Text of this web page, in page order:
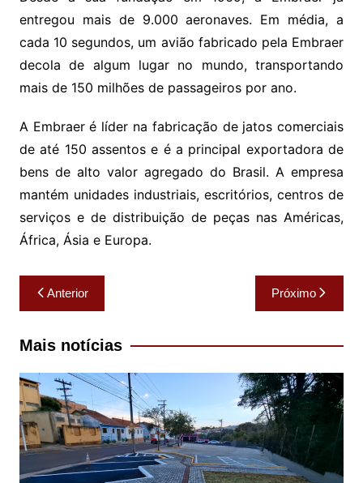
entregou mais de 9.000 aeronaves. Em média, a
cada 10 segundos, um avião fabricado pela Embraer
decola de algum lugar no mundo, transportando
mais de 150 milhões de passageiros por ano.
A Embraer é líder na fabricação de jatos comerciais
de até 150 assentos e é a principal exportadora de
bens de alto valor agregado do Brasil. A empresa
mantém unidades industriais, escritórios, centros de
serviços e de distribuição de peças nas Américas,
África, Ásia e Europa.
Navegação
de
Post
Anterior Próximo
Mais notícias